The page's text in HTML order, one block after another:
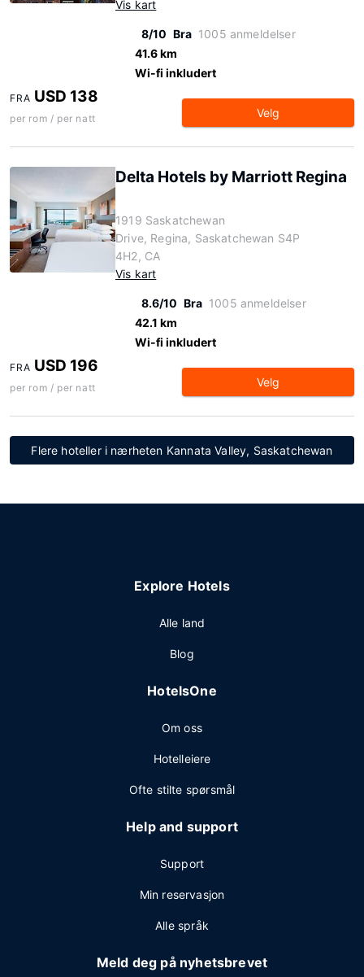
Vis kart
8/10 Bra 1005 anmeldelser
41.6 km
Wi-fi inkludert
FRA USD 138
per rom / per natt Velg
Delta Hotels by Marriott Regina
1919 Saskatchewan
Drive, Regina, Saskatchewan S4P
4H2, CA
Vis kart
8.6/10 Bra 1005 anmeldelser
42.1 km
Wi-fi inkludert
FRA USD 196
per rom / per natt Velg
Flere hoteller i nærheten Kannata Valley, Saskatchewan
Explore Hotels
Alle land
Blog
HotelsOne
Om oss
Hotelleiere
Ofte stilte spørsmål
Help and support
Support
Min reservasjon
Alle språk
Meld deg på nyhetsbrevet